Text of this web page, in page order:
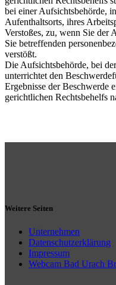
bei einer Aufsichtsbehörde,
Aufenthaltsorts, ihres
Verstoßes, zu, wenn Sie der
Sie betreffenden
verstößt.
Die Aufsichtsbehörde, bei
unterrichtet den
Ergebnisse der Beschwerde
gerichtlichen Rechtsbehelfs
Weitere Seiten
Unternehmen
Datenschutzerklärung
Impressum
Webcam Bad Urach